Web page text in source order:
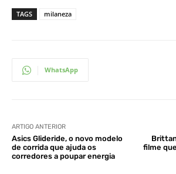
TAGS milaneza
WhatsApp
ARTIGO ANTERIOR
Asics Glideride, o novo modelo
de corrida que ajuda os
corredores a poupar energia
filme